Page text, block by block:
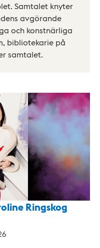
Samtalet knyter
avgörande
och konstnärliga
bibliotekarie på
samtalet.
Ringskog